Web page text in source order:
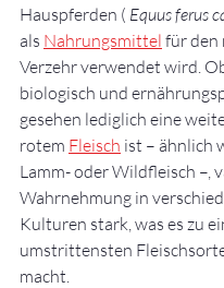
Hauspferden ( Equus ferus
als Nahrungsmittel für den
Verzehr verwendet wird.
biologisch und
gesehen lediglich eine
rotem Fleisch ist – ähnlich
Lamm- oder Wildfleisch –,
Wahrnehmung in
Kulturen stark, was es zu
umstrittensten
macht.